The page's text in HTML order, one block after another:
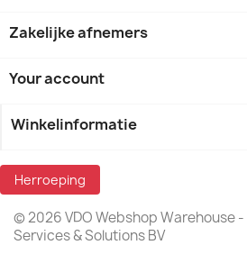
Zakelijke afnemers
Your account
Winkelinformatie
Herroeping
© 2026 VDO Webshop Warehouse
Services & Solutions BV